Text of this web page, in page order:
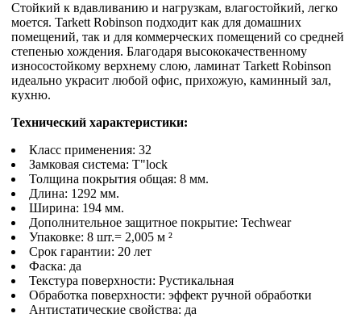
Стойкий к вдавливанию и нагрузкам, влагостойкий, легко
моется. Tarkett Robinson подходит как для домашних
помещений, так и для коммерческих помещений со средней
степенью хождения. Благодаря высококачественному
износостойкому верхнему слою, ламинат Tarkett Robinson
идеально украсит любой офис, прихожую, каминный зал,
кухню.
Технический характеристики:
Класс применения: 32
Замковая система: T"lock
Толщина покрытия общая: 8 мм.
Длина: 1292 мм.
Ширина: 194 мм.
Дополнительное защитное покрытие: Techwear
Упаковке: 8 шт.= 2,005 м ²
Срок гарантии: 20 лет
Фаска: да
Текстура поверхности: Рустикальная
Обработка поверхности: эффект ручной обработки
Антистатические свойства: да